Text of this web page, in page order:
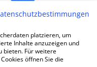
auf Seite
platzieren, um
Inhalte anzuzeigen und
bieten. Für weitere
öffnen Sie die